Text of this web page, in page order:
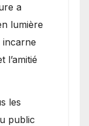
a
lumière
incarne
l’amitié
les
public